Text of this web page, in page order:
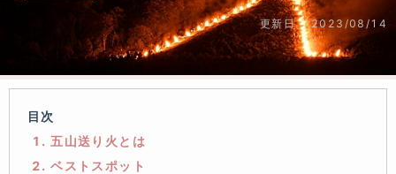
更新日： 2023/08/14
目次
1. 五山送り火とは
2. ベストスポット